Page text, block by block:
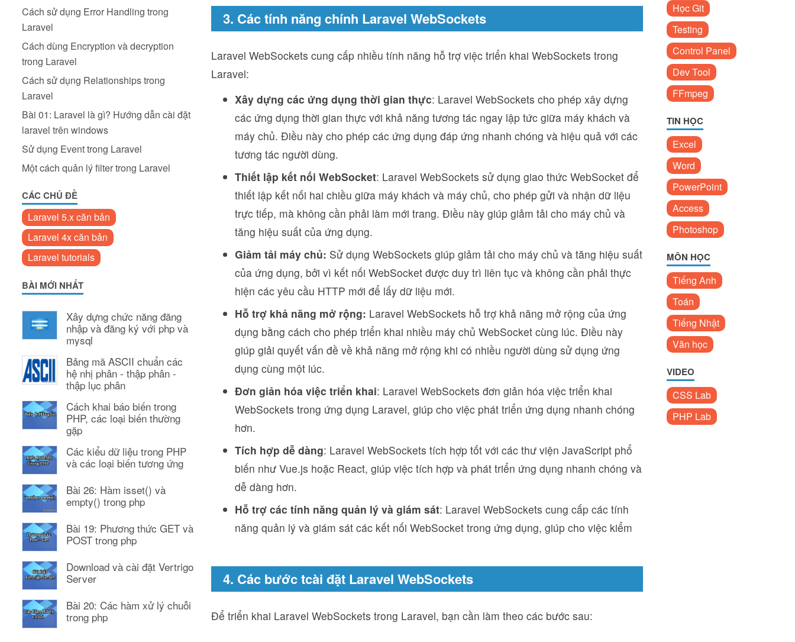
Cách sử dụng Error Handling trong
Laravel
Cách dùng Encryption và decryption
trong Laravel
Cách sử dụng Relationships trong
Laravel
Bài 01: Laravel là gì? Hướng dẫn cài đặt
laravel trên windows
Sử dụng Event trong Laravel
Một cách quản lý filter trong Laravel
CÁC CHỦ ĐỀ
Laravel 5.x căn bản
Laravel 4x căn bản
Laravel tutorials
BÀI MỚI NHẤT
Xây dựng chức năng đăng
nhập và đăng ký với php và
mysql
Bảng mã ASCII chuẩn các
hệ nhị phân - thập phân -
thập lục phân
Cách khai báo biến trong
PHP, các loại biến thường
gặp
Các kiểu dữ liệu trong PHP
và các loại biến tương ứng
Bài 26: Hàm isset() và
empty() trong php
Bài 19: Phương thức GET và
POST trong php
Download và cài đặt Vertrigo
Server
Bài 20: Các hàm xử lý chuỗi
trong php
3. Các tính năng chính Laravel WebSockets
Laravel WebSockets cung cấp nhiều tính năng hỗ trợ việc triển khai WebSockets trong
Laravel:
Xây dựng các ứng dụng thời gian thực: Laravel WebSockets cho phép xây dựng
các ứng dụng thời gian thực với khả năng tương tác ngay lập tức giữa máy khách và
máy chủ. Điều này cho phép các ứng dụng đáp ứng nhanh chóng và hiệu quả với các
tương tác người dùng.
Thiết lập kết nối WebSocket: Laravel WebSockets sử dụng giao thức WebSocket để
thiết lập kết nối hai chiều giữa máy khách và máy chủ, cho phép gửi và nhận dữ liệu
trực tiếp, mà không cần phải làm mới trang. Điều này giúp giảm tải cho máy chủ và
tăng hiệu suất của ứng dụng.
Giảm tải máy chủ: Sử dụng WebSockets giúp giảm tải cho máy chủ và tăng hiệu suất
của ứng dụng, bởi vì kết nối WebSocket được duy trì liên tục và không cần phải thực
hiện các yêu cầu HTTP mới để lấy dữ liệu mới.
Hỗ trợ khả năng mở rộng: Laravel WebSockets hỗ trợ khả năng mở rộng của ứng
dụng bằng cách cho phép triển khai nhiều máy chủ WebSocket cùng lúc. Điều này
giúp giải quyết vấn đề về khả năng mở rộng khi có nhiều người dùng sử dụng ứng
dụng cùng một lúc.
Đơn giản hóa việc triển khai: Laravel WebSockets đơn giản hóa việc triển khai
WebSockets trong ứng dụng Laravel, giúp cho việc phát triển ứng dụng nhanh chóng
hơn.
Tích hợp dễ dàng: Laravel WebSockets tích hợp tốt với các thư viện JavaScript phổ
biến như Vue.js hoặc React, giúp việc tích hợp và phát triển ứng dụng nhanh chóng và
dễ dàng hơn.
Hỗ trợ các tính năng quản lý và giám sát: Laravel WebSockets cung cấp các tính
năng quản lý và giám sát các kết nối WebSocket trong ứng dụng, giúp cho việc kiểm
4. Các bước tcài đặt Laravel WebSockets
Để triển khai Laravel WebSockets trong Laravel, bạn cần làm theo các bước sau:
Học Git
Testing
Control Panel
Dev Tool
FFmpeg
TIN HỌC
Excel
Word
PowerPoint
Access
Photoshop
MÔN HỌC
Tiếng Anh
Toán
Tiếng Nhật
Văn học
VIDEO
CSS Lab
PHP Lab